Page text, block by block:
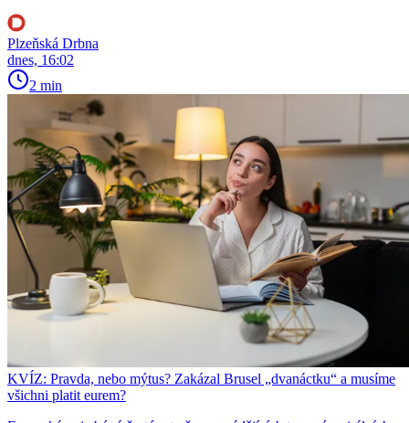
Plzeňská Drbna
dnes, 16:02
2 min
KVÍZ: Pravda, nebo mýtus? Zakázal Brusel „dvanáctku“ a musíme
všichni platit eurem?